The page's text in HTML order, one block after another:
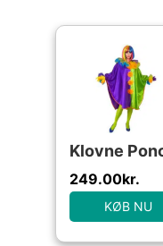
249.00kr.
KØB NU